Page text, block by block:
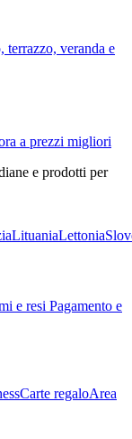
terrazzo, veranda e
a prezzi migliori
e prodotti per
LituaniaLettonia
e resi Pagamento e
Carte regaloArea